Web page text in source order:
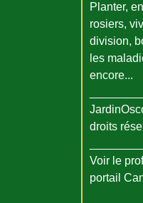
Planter,
rosiers,
division,
les
encore...
droits
Voir le
portail